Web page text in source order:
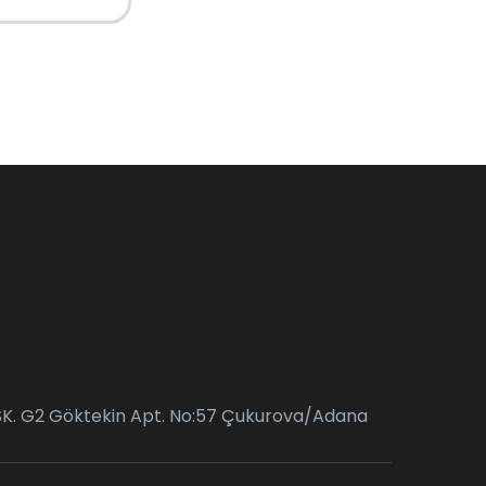
G2 Göktekin Apt. No:57 Çukurova/Adana